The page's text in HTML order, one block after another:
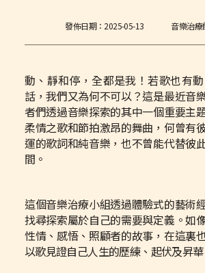
發佈日期： 2025-05-13 音樂治療
動、靜和停，全都是我！若歌也有
話，我們又為何不可以？這是最近音
者們透過音樂探索的其中一個重要主
柔情之歌和節拍激昂的舞曲，何曾有
運的歌詞和純音樂，也不曾能代替彼
間。
這個音樂治療小組透過體驗式的藝術
找尋探索屬於自己的需要與定義。如
性情、感悟、照顧者的故事，在這裏
以歌見證自己人生的歷練、起伏及昇華